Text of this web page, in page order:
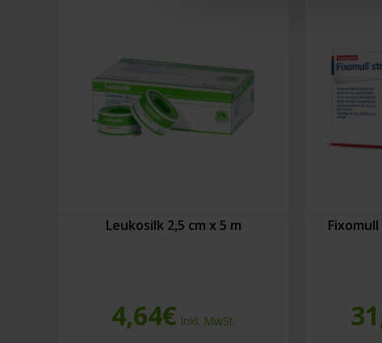
Leukosilk 2,5 cm x 5 m
4,64€ Inkl. MwSt.